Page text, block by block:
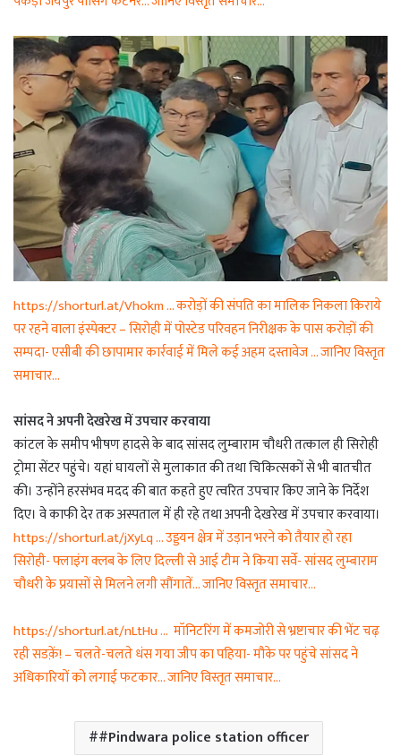
https://shorturl.at/Vhokm … करोड़ों की संपति का मालिक निकला किराये
पर रहने वाला इंस्पेक्टर – सिरोही में पोस्टेड परिवहन निरीक्षक के पास करोड़ों की
सम्पदा- एसीबी की छापामार कार्रवाई में मिले कई अहम दस्तावेज … जानिए विस्तृत
समाचार…
सांसद ने अपनी देखरेख में उपचार करवाया
कांटल के समीप भीषण हादसे के बाद सांसद लुम्बाराम चौधरी तत्काल ही सिरोही
ट्रोमा सेंटर पहुंचे। यहां घायलों से मुलाकात की तथा चिकित्सकों से भी बातचीत
की। उन्होंने हरसंभव मदद की बात कहते हुए त्वरित उपचार किए जाने के निर्देश
दिए। वे काफी देर तक अस्पताल में ही रहे तथा अपनी देखरेख में उपचार करवाया।
https://shorturl.at/jXyLq … उड्डयन क्षेत्र में उड़ान भरने को तैयार हो रहा
सिरोही- फ्लाइंग क्लब के लिए दिल्ली से आई टीम ने किया सर्वे- सांसद लुम्बाराम
चौधरी के प्रयासों से मिलने लगी सौंगातें… जानिए विस्तृत समाचार…
https://shorturl.at/nLtHu … मॉनिटरिंग में कमजोरी से भ्रष्टाचार की भेंट चढ़
रही सडक़ें! – चलते-चलते धंस गया जीप का पहिया- मौके पर पहुंचे सांसद ने
अधिकारियों को लगाई फटकार… जानिए विस्तृत समाचार…
#Pindwara police station officer